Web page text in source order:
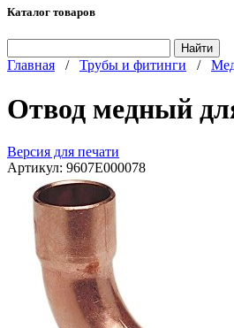
Каталог товаров
Главная / Трубы и фитинги /
Отвод медный
Версия для печати
Артикул: 9607E000078